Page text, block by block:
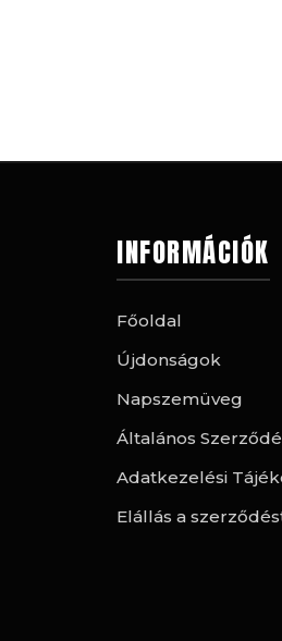
INFORMÁCIÓK
Főoldal
Újdonságok
Napszemüveg
Általános
Adatkezelési
Elállás a